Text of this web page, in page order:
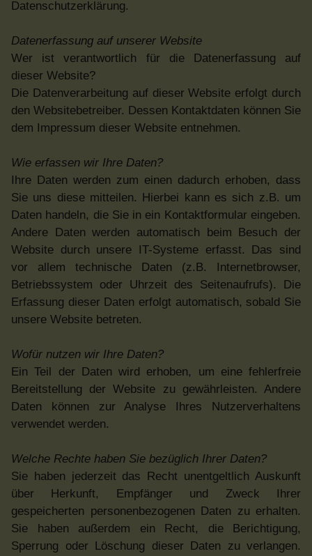
Datenschutzerklärung.
Datenerfassung auf unserer Website
Wer ist verantwortlich für die Datenerfassung auf
dieser Website?
Die Datenverarbeitung auf dieser Website erfolgt durch
den Websitebetreiber. Dessen Kontaktdaten können Sie
dem Impressum dieser Website entnehmen.
Wie erfassen wir Ihre Daten?
Ihre Daten werden zum einen dadurch erhoben, dass
Sie uns diese mitteilen. Hierbei kann es sich z.B. um
Daten handeln, die Sie in ein Kontaktformular eingeben.
Andere Daten werden automatisch beim Besuch der
Website durch unsere IT-Systeme erfasst. Das sind
vor allem technische Daten (z.B. Internetbrowser,
Betriebssystem oder Uhrzeit des Seitenaufrufs). Die
Erfassung dieser Daten erfolgt automatisch, sobald Sie
unsere Website betreten.
Wofür nutzen wir Ihre Daten?
Ein Teil der Daten wird erhoben, um eine fehlerfreie
Bereitstellung der Website zu gewährleisten. Andere
Daten können zur Analyse Ihres Nutzerverhaltens
verwendet werden.
Welche Rechte haben Sie bezüglich Ihrer Daten?
Sie haben jederzeit das Recht unentgeltlich Auskunft
über Herkunft, Empfänger und Zweck Ihrer
gespeicherten personenbezogenen Daten zu erhalten.
Sie haben außerdem ein Recht, die Berichtigung,
Sperrung oder Löschung dieser Daten zu verlangen.